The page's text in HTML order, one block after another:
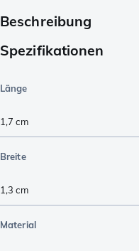
Beschreibung
Spezifikationen
Länge
1,7 cm
Breite
1,3 cm
Material